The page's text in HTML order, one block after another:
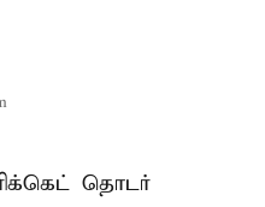
தொடர்